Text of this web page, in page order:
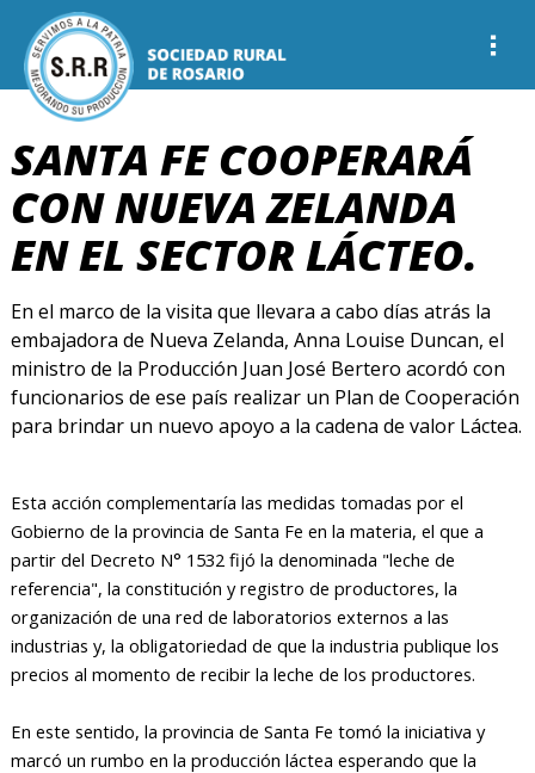
SANTA FE COOPERARÁ
CON NUEVA ZELANDA
EN EL SECTOR LÁCTEO.
En el marco de la visita que llevara a cabo días atrás la
embajadora de Nueva Zelanda, Anna Louise Duncan, el
ministro de la Producción Juan José Bertero acordó con
funcionarios de ese país realizar un Plan de Cooperación
para brindar un nuevo apoyo a la cadena de valor Láctea.
Esta acción complementaría las medidas tomadas por el
Gobierno de la provincia de Santa Fe en la materia, el que a
partir del Decreto N° 1532 fijó la denominada "leche de
referencia", la constitución y registro de productores, la
organización de una red de laboratorios externos a las
industrias y, la obligatoriedad de que la industria publique los
precios al momento de recibir la leche de los productores.
En este sentido, la provincia de Santa Fe tomó la iniciativa y
marcó un rumbo en la producción láctea esperando que la